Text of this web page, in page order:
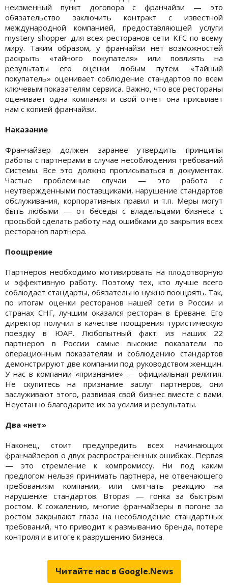
неизменный пункт договора с франчайзи — это
обязательство заключить контракт с известной
международной компанией, предоставляющей услуги
mystery shopper для всех ресторанов сети KFC по всему
миру. Таким образом, у франчайзи нет возможностей
раскрыть «тайного покупателя» или повлиять на
результаты его оценки любым путем. «Тайный
покупатель» оценивает соблюдение стандартов по всем
ключевым показателям сервиса. Важно, что все рестораны
оценивает одна компания и свой отчет она присылает
нам с копией франчайзи.
Наказание
Франчайзер должен заранее утвердить принципы
работы с партнерами в случае несоблюдения требований
Системы. Все это должно прописываться в документах.
Частые проблемные случаи — это работа с
неутвержденными поставщиками, нарушение стандартов
обслуживания, корпоративных правил и т.п. Меры могут
быть любыми — от беседы с владельцами бизнеса с
просьбой сделать работу над ошибками до закрытия всех
ресторанов партнера.
Поощрение
Партнеров необходимо мотивировать на плодотворную
и эффективную работу. Поэтому тех, кто лучше всего
соблюдает стандарты, обязательно нужно поощрять. Так,
по итогам оценки ресторанов нашей сети в России и
странах СНГ, лучшим оказался ресторан в Ереване. Его
директор получил в качестве поощрения туристическую
поездку в ЮАР. Любопытный факт: из наших 22
партнеров в России самые высокие показатели по
операционным показателям и соблюдению стандартов
демонстрируют две компании под руководством женщин.
У нас в компании «признание» — официальная религия.
Не скупитесь на признание заслуг партнеров, они
заслуживают этого, развивая свой бизнес вместе с вами.
Неустанно благодарите их за усилия и результаты.
Два «нет»
Наконец, стоит предупредить всех начинающих
франчайзеров о двух распространенных ошибках. Первая
— это стремление к компромиссу. Ни под каким
предлогом нельзя принимать партнера, не отвечающего
требованиям компании, или смягчать реакцию на
нарушение стандартов. Вторая — гонка за быстрым
ростом. К сожалению, многие франчайзеры в погоне за
ростом закрывают глаза на несоблюдение стандартных
требований, что приводит к размыванию бренда, потере
контроля и в итоге к разрушению бизнеса.
Читайте нас в Google.News